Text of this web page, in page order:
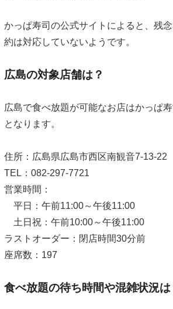
かっぱ寿司の公式サイトによると、残
約は対応していないようです。
広島の対象店舗は？
広島で食べ放題が可能なお店はかっぱ
となります。
住所：広島県広島市西区南観音7-13-22
TEL：082-297-7721
営業時間：
平日：午前11:00～午後11:00
土日祝：午前10:00～午後11:00
ラストオーダー：閉店時間30分前
座席数：197
食べ放題の待ち時間や混雑状況は